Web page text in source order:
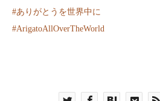
#ありがとうを世界中に
#ArigatoAllOverTheWorld